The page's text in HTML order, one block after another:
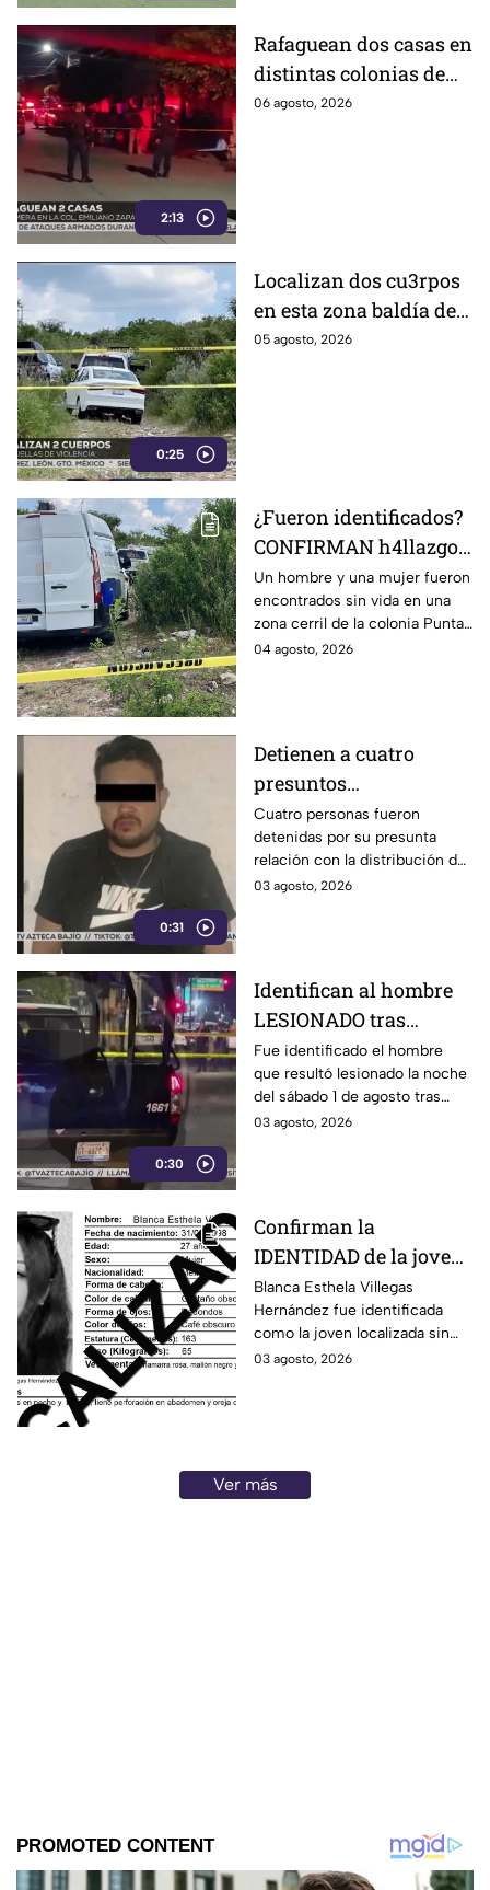
2:13
Rafaguean dos casas en
distintas colonias de
Celaya; esto fue lo que
06 agosto, 2026
0:25
Localizan dos cu3rpos
en esta zona baldía de
León; autoridades
05 agosto, 2026
¿Fueron identificados?
CONFIRMAN h4llazgo
de un hombre y una
mujer s1n v1da en zona
cerril de León, HOY
martes
Un hombre y una mujer fueron
encontrados sin vida en una
zona cerril de la colonia Punta
del Sol, en el polígono de Las
04 agosto, 2026
0:31
Detienen a cuatro
presuntos
D3LINCUENTES en
León: así OCURRIÓ
Cuatro personas fueron
detenidas por su presunta
relación con la distribución de
droga en distintos puntos de
03 agosto, 2026
0:30
Identifican al hombre
LESIONADO tras
agresión en colonia
Constitución de
Apatzingán en Irapuato
Fue identificado el hombre
que resultó lesionado la noche
del sábado 1 de agosto tras
registrarse detonaciones en la
03 agosto, 2026
Confirman la
IDENTIDAD de la joven
hallada s1n v1da en
Celaya, Guanajuato;
llevaba dos días
desaparecida
Blanca Esthela Villegas
Hernández fue identificada
como la joven localizada sin
vida en Celaya, Guanajuato,
03 agosto, 2026
Ver más